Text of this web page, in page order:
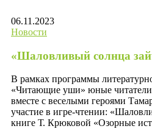
06.11.2023
Новости
«Шаловливый солнца
В рамках программы
«Читающие уши» юные читатели
вместе с веселыми героями
участие в игре-чтении:
книге Т. Крюковой «Озорные